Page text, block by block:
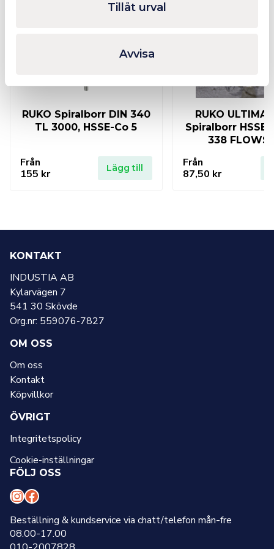
Tillåt urval
Avvisa
RUKO Spiralborr DIN 340
TL 3000, HSSE-Co 5
Från
155 kr Lägg till
RUKO
Spiralborr HSSE
338
Från
87,50 kr
KONTAKT
INDUSTIA AB
Kylarvägen 7
541 30 Skövde
Org.nr: 559076-7827
OM OSS
Om oss
Kontakt
Köpvillkor
ÖVRIGT
Integritetspolicy
Cookie-inställningar
FÖLJ OSS
I
n
s
F
a
c
Beställning & kundservice via chatt/telefon mån-fre
08.00-17.00